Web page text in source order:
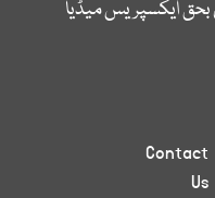
بحق ایکسپریس میڈیا
Contact
Us